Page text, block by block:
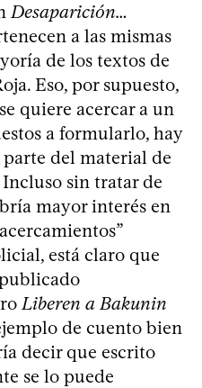
Desaparición…
a las mismas
de los textos de
Eso, por supuesto,
quiere acercar a un
a formularlo, hay
del material de
sin tratar de
mayor interés en
está claro que
publicado
Liberen a Bakunin
de cuento bien
decir que escrito
se lo puede